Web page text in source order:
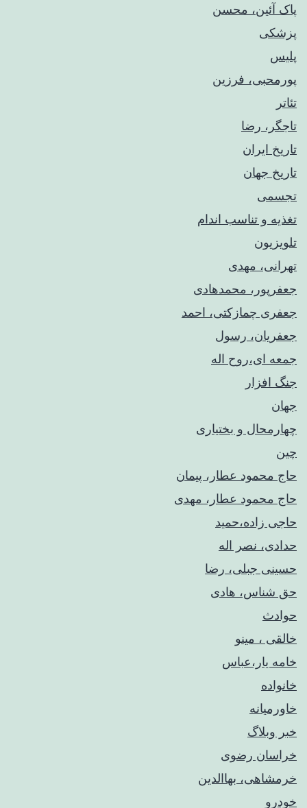
پاک آئین، محسن
پزشکی
پلیس
پورمحبی، فرزین
تئاتر
تاجگر، رضا
تاریخ ایران
تاریخ جهان
تجسمی
تغذیه و تناسب اندام
تلویزیون
تهرانی، مهدی
جعفرپور، محمدهادی
جعفری چمازکتی، احمد
جعفریان، رسول
جمعه ای،روح اله
جنگ افزار
جهان
چهارمحال و بختیاری
چین
حاج محمود عطار، پیمان
حاج محمود عطار، مهدی
حاجی زاده،حمید
حدادی، نصر اله
حسینی جبلی، رضا
حق شناس، هادی
حوادث
خالقی ، مینو
خامه یار،عباس
خانواده
خاورمیانه
خبر وبلاگ
خراسان رضوی
خرمشاهی، بهاالدین
خودرو